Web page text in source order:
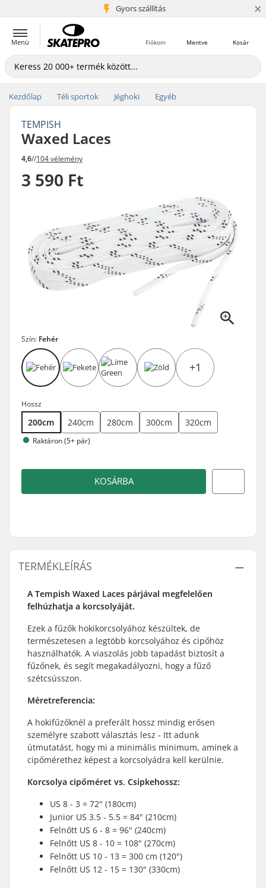
Gyors szállítás
5+ millió ügyfél ×
Menü Kosár
Mentve
Fiókom
Kezdőlap Téli sportok Jéghoki Egyéb
TEMPISH
Waxed Laces
4,6//104 vélemény
3 590 Ft
Szín: Fehér
+1
Hossz
200cm 240cm 280cm 300cm 320cm
Raktáron (5+ pár)
KOSÁRBA
TERMÉKLEÍRÁS
A Tempish Waxed Laces párjával megfelelően
felhúzhatja a korcsolyáját.
Ezek a fűzők hokikorcsolyához készültek, de
természetesen a legtöbb korcsolyához és cipőhöz
használhatók. A viaszolás jobb tapadást biztosít a
fűzőnek, és segít megakadályozni, hogy a fűző
szétcsússzon.
Méretreferencia:
A hokifűzőknél a preferált hossz mindig erősen
személyre szabott választás lesz - Itt adunk
útmutatást, hogy mi a minimális minimum, aminek a
cipőmérethez képest a korcsolyádra kell kerülnie.
Korcsolya cipőméret vs. Csipkehossz:
US 8 - 3 = 72" (180cm)
Junior US 3.5 - 5.5 = 84" (210cm)
Felnőtt US 6 - 8 = 96" (240cm)
Felnőtt US 8 - 10 = 108" (270cm)
Felnőtt US 10 - 13 = 300 cm (120")
Felnőtt US 12 - 15 = 130" (330cm)